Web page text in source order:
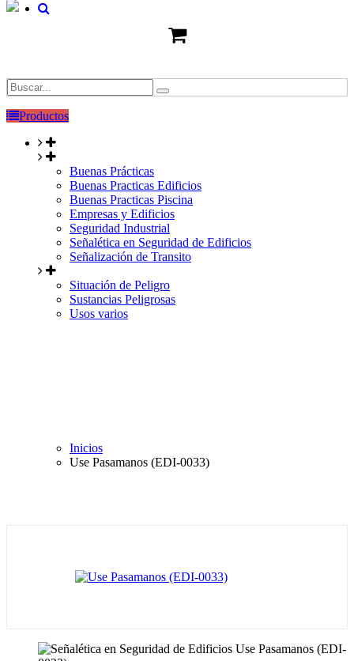
Productos
Buenas Prácticas
Buenas Practicas Edificios
Buenas Practicas Piscina
Empresas y Edificios
Seguridad Industrial
Señalética en Seguridad de Edificios
Señalización de Transito
Situación de Peligro
Sustancias Peligrosas
Usos varios
Inicios
Use Pasamanos (EDI-0033)